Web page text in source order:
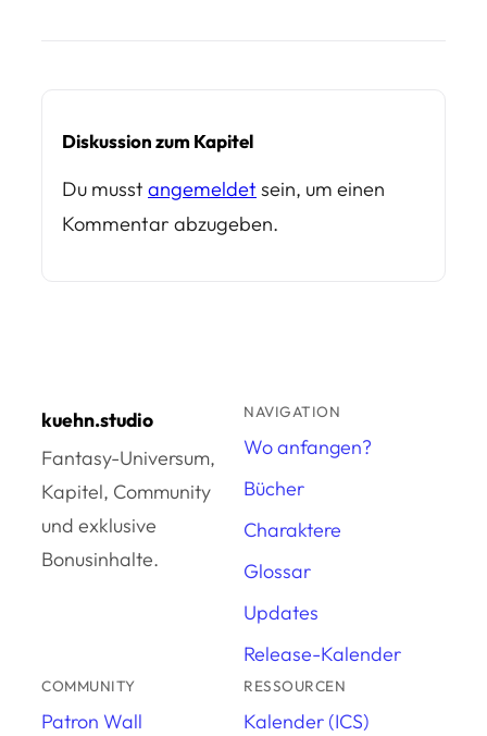
Diskussion zum Kapitel
Du musst angemeldet sein, um einen
Kommentar abzugeben.
kuehn.studio
Fantasy-Universum,
Kapitel, Community
und exklusive
Bonusinhalte.
NAVIGATION
Wo anfangen?
Bücher
Charaktere
Glossar
Updates
Release-Kalender
COMMUNITY
Patron Wall
RESSOURCEN
Kalender (ICS)